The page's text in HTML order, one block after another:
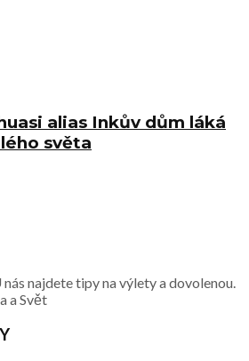
alias Inkův dům láká
světa
najdete tipy na výlety a dovolenou.
a Svět